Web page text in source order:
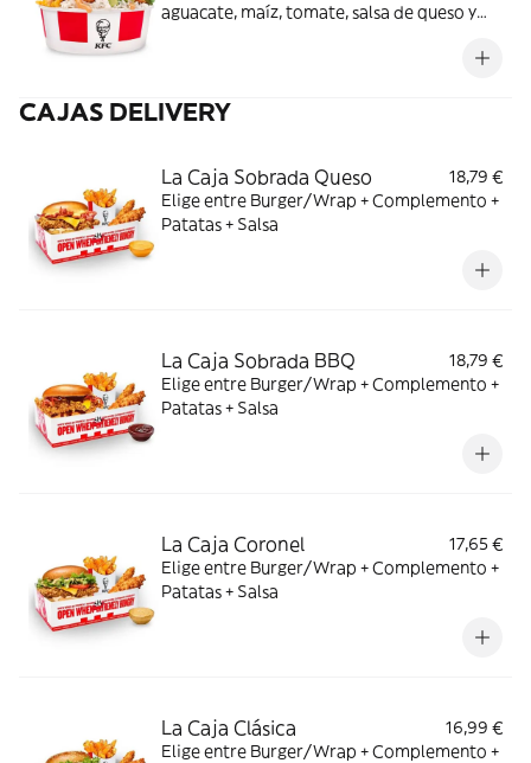
aguacate, maíz, tomate, salsa de queso y
CAJAS DELIVERY
La Caja Sobrada Queso
18,79 €
Elige entre Burger/Wrap + Complemento +
Patatas + Salsa
La Caja Sobrada BBQ
18,79 €
Elige entre Burger/Wrap + Complemento +
Patatas + Salsa
La Caja Coronel
17,65 €
Elige entre Burger/Wrap + Complemento +
Patatas + Salsa
La Caja Clásica
16,99 €
Elige entre Burger/Wrap + Complemento +